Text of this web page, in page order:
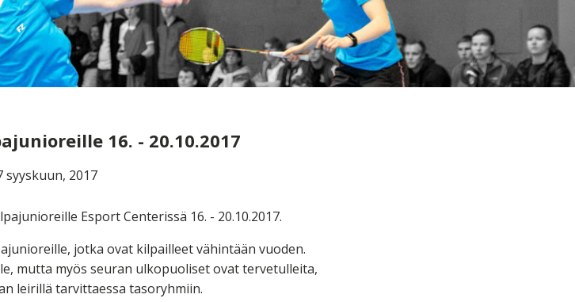
16. - 20.10.2017
syyskuun, 2017
Esport Centerissä 16. - 20.10.2017.
jotka ovat kilpailleet vähintään vuoden.
mutta myös seuran ulkopuoliset ovat tervetulleita,
leirillä tarvittaessa tasoryhmiin.